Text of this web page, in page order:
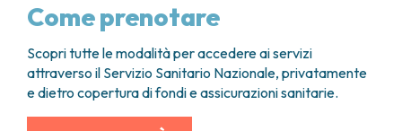
Come prenotare
Scopri tutte le modalità per accedere ai servizi
attraverso il Servizio Sanitario Nazionale, privatamente
e dietro copertura di fondi e assicurazioni sanitarie.